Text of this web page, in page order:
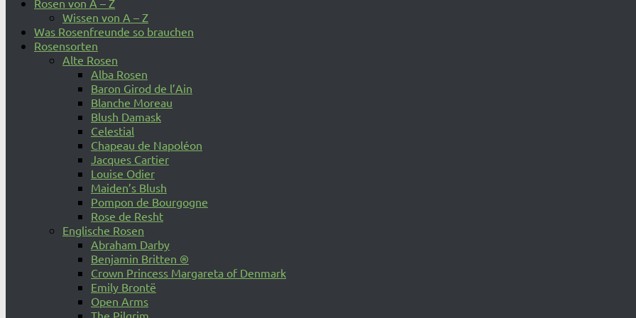
Rosen von A – Z
Wissen von A – Z
Was Rosenfreunde so brauchen
Rosensorten
Alte Rosen
Alba Rosen
Baron Girod de l’Ain
Blanche Moreau
Blush Damask
Celestial
Chapeau de Napoléon
Jacques Cartier
Louise Odier
Maiden’s Blush
Pompon de Bourgogne
Rose de Resht
Englische Rosen
Abraham Darby
Benjamin Britten ®
Crown Princess Margareta of Denmark
Emily Brontë
Open Arms
The Pilgrim